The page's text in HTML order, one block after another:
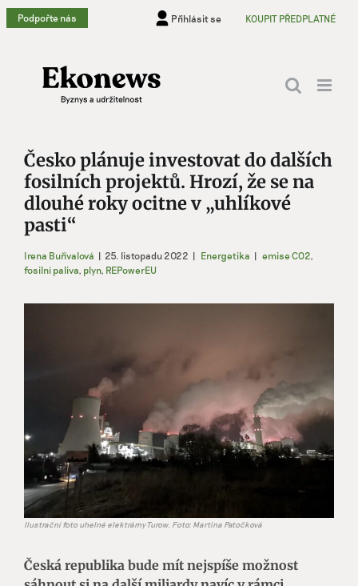
Přeskočit
na
Podpořte nás Přihlásit se KOUPIT PŘEDPLATNÉ
Česko plánuje investovat do dalších
fosilních projektů. Hrozí, že se na
dlouhé roky ocitne v „uhlíkové
pasti“
Irena Buřívalová | 25. listopadu 2022 | Energetika | emise CO2,
fosilní paliva, plyn, REPowerEU
Ilustrační foto uhelné elektrárny Turow. Foto: Martina Patočková
Česká republika bude mít nejspíše možnost